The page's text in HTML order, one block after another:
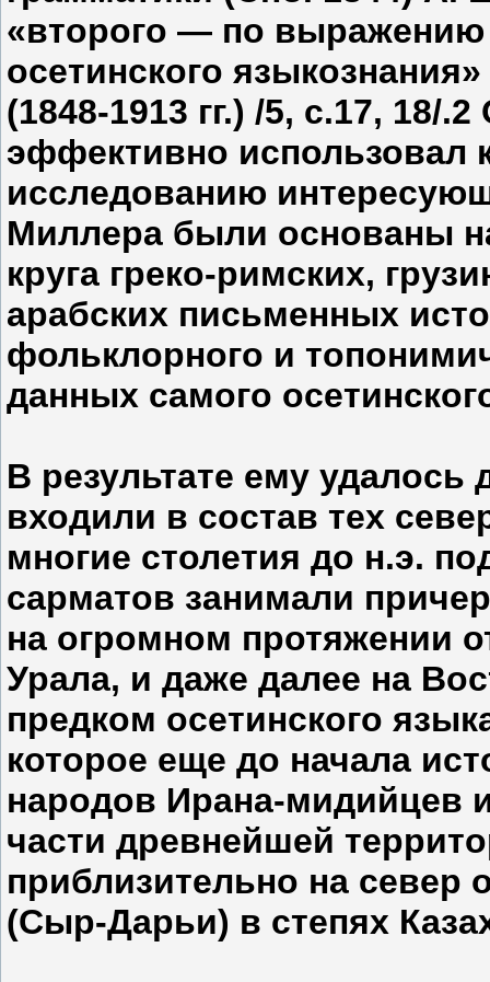
«второго — по
осетинского
(1848-1913 гг.) /5, с.17, 18/
эффективно использовал
исследованию
Миллера были основаны
круга греко-римских,
арабских письменных
фольклорного и
данных самого
В результате ему удалось
входили в состав тех
многие столетия до н.э.
сарматов занимали
на огромном протяжении
Урала, и даже далее на
предком осетинского
которое еще до начала
народов Ирана-мидийцев
части древнейшей
приблизительно на север
(Сыр-Дарьи) в степях